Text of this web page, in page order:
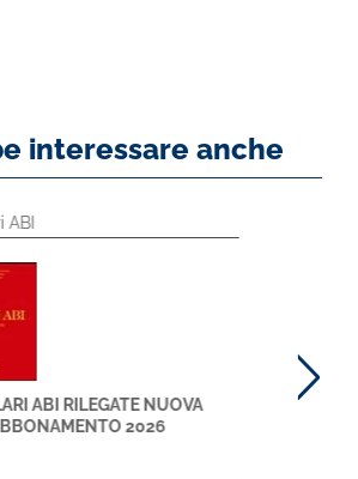
interessare anche
ABI
ABI RILEGATE NUOVA
2026